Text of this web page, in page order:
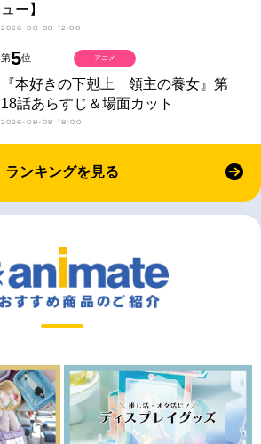
ュー】
2026-08-08 12:00
第5位
『本好きの下剋上 領主の養女』第
18話あらすじ＆場面カット
2026-08-08 18:00
アニメ
ランキングを見る